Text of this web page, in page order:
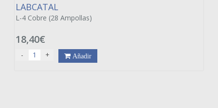
LABCATAL
L-4 Cobre (28 Ampollas)
18,40€
- + Añadir